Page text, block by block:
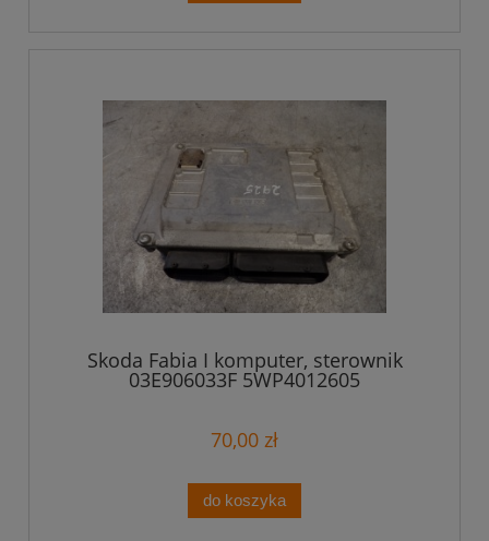
Skoda Fabia I komputer, sterownik
03E906033F 5WP4012605
70,00 zł
do koszyka